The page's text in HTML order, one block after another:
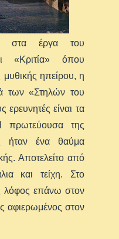
στα έργα του
«Κριτία» όπου
ηπείρου, η
των «Στηλών του
είναι τα
πρωτεύουσα της
ήταν ένα θαύμα
Αποτελείτο από
και τείχη. Στο
λόφος επάνω στον
αφιερωμένος στον